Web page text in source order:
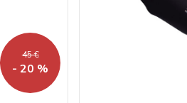
45 €
- 20 %